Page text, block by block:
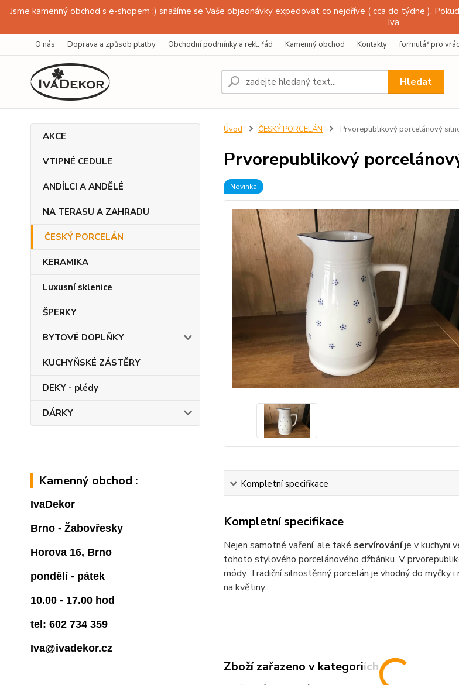
Jsme kamenný obchod s e-shopem :) snažíme se Vaše objednávky expedovat co nejdříve ( cca do týdne ).
Iva
O nás Doprava a způsob platby Obchodní podmínky a rekl. řád Kamenný obchod Kontakty formulář pro
Hledat
AKCE
VTIPNÉ CEDULE
ANDÍLCI A ANDĚLÉ
NA TERASU A ZAHRADU
ČESKÝ PORCELÁN
KERAMIKA
Luxusní sklenice
ŠPERKY
BYTOVÉ DOPLŇKY
KUCHYŇSKÉ ZÁSTĚRY
DEKY - plédy
DÁRKY
Kamenný obchod :
IvaDekor
Brno - Žabovřesky
Horova 16, Brno
pondělí - pátek
10.00 - 17.00 hod
tel: 602 734 359
Iva@ivadekor.cz
Úvod ČESKÝ PORCELÁN Prvorepublikový porcelánový
Prvorepublikový
Novinka
Kompletní specifikace
Kompletní specifikace
Nejen samotné vaření, ale také servírováníje v kuchyni
tohoto stylového porcelánového džbánku. V
módy. Tradiční silnostěnný porcelán je vhodný do myčky
na květiny...
Zboží zařazeno v kategoriích